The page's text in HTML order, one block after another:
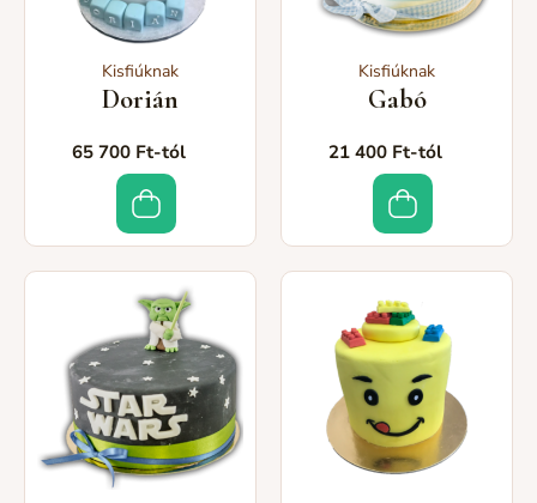
Kisfiúknak
Dorián
65 700 Ft-tól
Kisfiúknak
Gabó
21 400 Ft-tól